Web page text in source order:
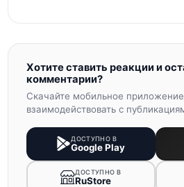
Хотите ставить реакции и
комментарии?
Скачайте мобильное
взаимодействовать с
ДОСТУПНО В
Google Play
ДОСТУПНО В
RuStore